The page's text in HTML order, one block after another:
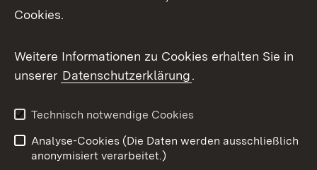
Messenger
Social Wall
X / Twitter
Youtube
Cookies.
Weitere Informationen zu Cookies erhalten Sie in
unserer Datenschutzerklärung.
Technisch notwendige Cookies
Analyse-Cookies (Die Daten werden ausschließlich
anonymisiert verarbeitet.)